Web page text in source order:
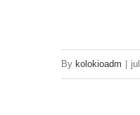
By kolokioadm |